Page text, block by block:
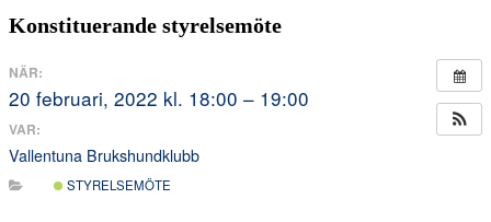
Konstituerande styrelsemöte
NÄR:
20 februari, 2022 kl. 18:00 – 19:00
VAR:
Vallentuna Brukshundklubb
STYRELSEMÖTE